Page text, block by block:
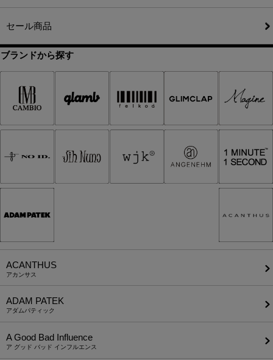
セール商品
ブランドから探す
ACANTHUS
アカンサス
ADAM PATEK
アダムパティック
A Good Bad Influence
ア グッド バッド インフルエンス